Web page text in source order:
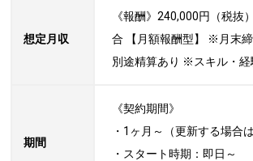
想定月収
《報酬》240,000円（税
合 【月額報酬型】 ※月末
別途精算あり ※スキル・経
期間
《契約期間》
・1ヶ月～（更新する場合
・スタート時期：即日～